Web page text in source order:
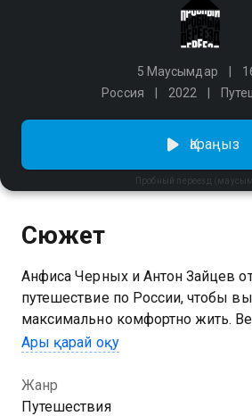
5 Маусымдар
Россия
2022
Пробный переезд (маусым
Қараңыз
Сюжет
Анфиса Черных и Антон Зайцев
путешествие по России, чтобы
максимально комфортно жить.
страну и расскажут полезные
ресторан выбрать и многое
избитых советов из
Ары қарай оқу
Жанр
Путешествия